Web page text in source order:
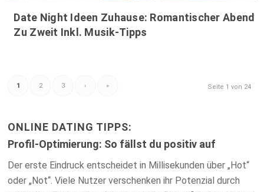
Date Night Ideen Zuhause: Romantischer Abend
Zu Zweit Inkl. Musik-Tipps
Seite 1 von 24
1 2 3 › »
ONLINE DATING TIPPS:
Profil-Optimierung: So fällst du positiv auf
Der erste Eindruck entscheidet in Millisekunden über „Hot“
oder „Not“. Viele Nutzer verschenken ihr Potenzial durch